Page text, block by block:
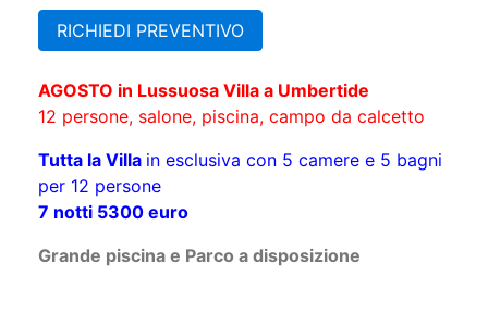
RICHIEDI PREVENTIVO
AGOSTO in Lussuosa Villa a Umbertide
12 persone, salone, piscina, campo da calcetto
Tutta la Villa in esclusiva con 5 camere e 5 bagni
per 12 persone
7 notti 5300 euro
Grande piscina e Parco a disposizione